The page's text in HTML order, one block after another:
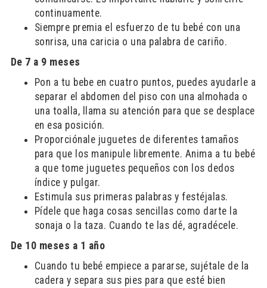
continuamente.
Siempre premia el esfuerzo de tu bebé con una
sonrisa, una caricia o una palabra de cariño.
De 7 a 9 meses
Pon a tu bebe en cuatro puntos, puedes ayudarle a
separar el abdomen del piso con una almohada o
una toalla, llama su atención para que se desplace
en esa posición.
Proporciónale juguetes de diferentes tamaños
para que los manipule libremente. Anima a tu bebé
a que tome juguetes pequeños con los dedos
índice y pulgar.
Estimula sus primeras palabras y festéjalas.
Pídele que haga cosas sencillas como darte la
sonaja o la taza. Cuando te las dé, agradécele.
De 10 meses a 1 año
Cuando tu bebé empiece a pararse, sujétale de la
cadera y separa sus pies para que esté bien